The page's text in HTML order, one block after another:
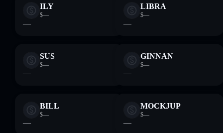
ILY
$—
—
LIBRA
$—
—
SUS
$—
—
GINNAN
$—
—
BILL
$—
—
MOCKJUP
$—
—